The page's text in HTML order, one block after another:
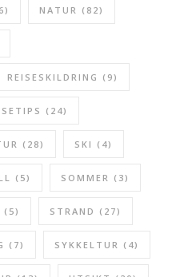
NATUR (82)
REISESKILDRING (9)
(24)
(28) SKI (4)
(5) SOMMER (3)
(5) STRAND (27)
(7) SYKKELTUR (4)